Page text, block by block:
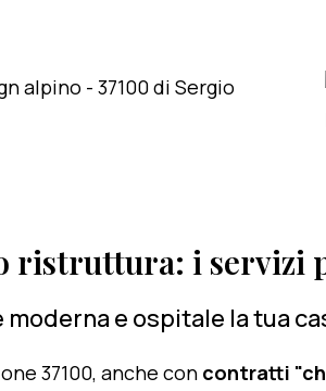
ristruttura: i servizi
moderna e ospitale la tua
37100, anche con contratti